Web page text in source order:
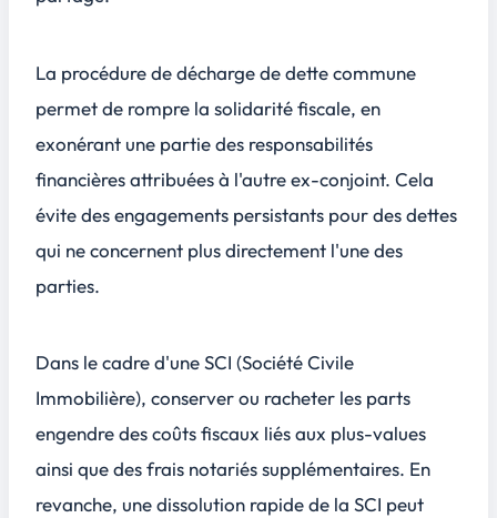
La procédure dedécharge de dette commune
permet de rompre la solidarité fiscale, en
exonérant une partie des responsabilités
financières attribuées à l'autre ex-conjoint. Cela
évite des engagements persistants pour des dettes
qui ne concernent plus directement l'une des
parties.
Dans le cadre d'une SCI (Société Civile
Immobilière), conserver ou racheter les parts
engendre des coûts fiscaux liés aux plus-values
ainsi que des frais notariés supplémentaires. En
revanche, une dissolution rapide de la SCI peut